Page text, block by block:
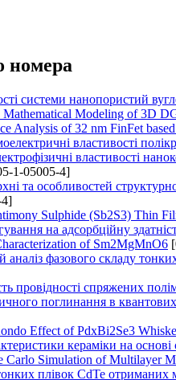
номера
системи нанопористий
Mathematical Modeling of 3D
Analysis of 32 nm FinFet
властивості
властивості
1-05005-4]
та особливостей
4]
Sulphide (Sb2S3) Thin
на адсорбційну
of Sm2MgMnO6
фазового складу
провідності спряжених
поглинання в
Effect of PdxBi2Se3
кераміки на
Carlo Simulation of Multilayer
плівок CdTe отриманих